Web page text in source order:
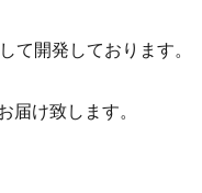
て開発しております。
届け致します。